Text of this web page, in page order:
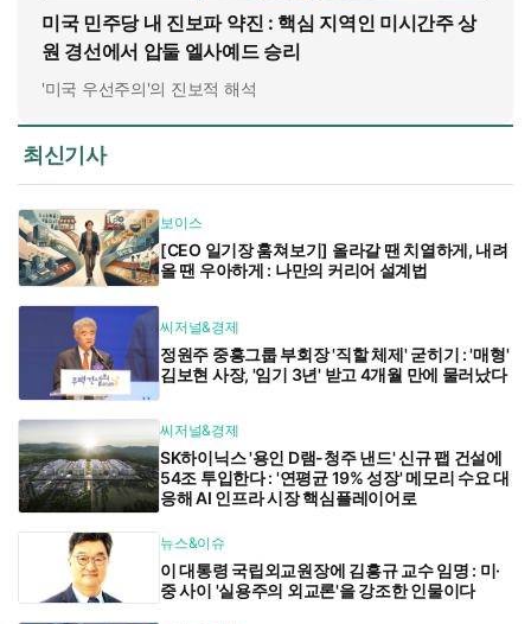
미국 민주당 내 진보파 약진 : 핵심 지역인 미시간주 상
원 경선에서 압둘 엘사예드 승리
'미국 우선주의'의 진보적 해석
최신기사
보이스
[CEO 일기장 훔쳐보기] 올라갈 땐 치열하게, 내려
올 땐 우아하게 : 나만의 커리어 설계법
씨저널&경제
정원주 중흥그룹 부회장 '직할 체제' 굳히기 : '매형'
김보현 사장, '임기 3년' 받고 4개월 만에 물러났다
씨저널&경제
SK하이닉스 '용인 D램-청주 낸드' 신규 팹 건설에
54조 투입한다 : '연평균 19% 성장' 메모리 수요 대
응해 AI 인프라 시장 핵심플레이어로
뉴스&이슈
이 대통령 국립외교원장에 김흥규 교수 임명 : 미·
중 사이 '실용주의 외교론'을 강조한 인물이다